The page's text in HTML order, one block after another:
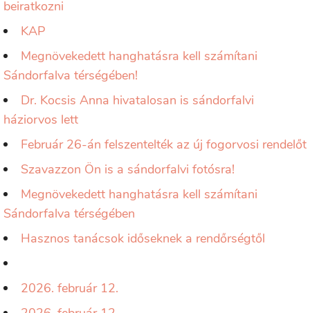
beiratkozni
KAP
Megnövekedett hanghatásra kell számítani
Sándorfalva térségében!
Dr. Kocsis Anna hivatalosan is sándorfalvi
háziorvos lett
Február 26-án felszentelték az új fogorvosi rendelőt
Szavazzon Ön is a sándorfalvi fotósra!
Megnövekedett hanghatásra kell számítani
Sándorfalva térségében
Hasznos tanácsok időseknek a rendőrségtől
2026. február 12.